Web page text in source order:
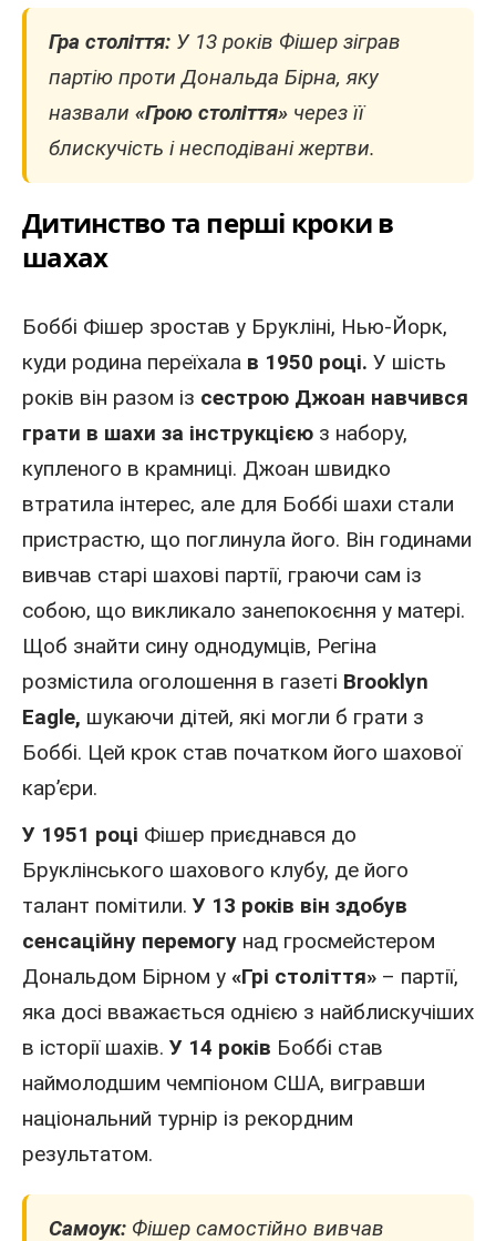
Гра століття: У 13 років Фішер зіграв
партію проти Дональда Бірна, яку
назвали «Грою століття» через її
блискучість і несподівані жертви.
Дитинство та перші кроки в
шахах
Боббі Фішер зростав у Брукліні, Нью-Йорк,
куди родина переїхала в 1950 році. У шість
років він разом із сестрою Джоан навчився
грати в шахи за інструкцією з набору,
купленого в крамниці. Джоан швидко
втратила інтерес, але для Боббі шахи стали
пристрастю, що поглинула його. Він годинами
вивчав старі шахові партії, граючи сам із
собою, що викликало занепокоєння у матері.
Щоб знайти сину однодумців, Регіна
розмістила оголошення в газеті Brooklyn
Eagle, шукаючи дітей, які могли б грати з
Боббі. Цей крок став початком його шахової
кар’єри.
У 1951 році Фішер приєднався до
Бруклінського шахового клубу, де його
талант помітили. У 13 років він здобув
сенсаційну перемогу над гросмейстером
Дональдом Бірном у «Грі століття» – партії,
яка досі вважається однією з найблискучіших
в історії шахів. У 14 років Боббі став
наймолодшим чемпіоном США, вигравши
національний турнір із рекордним
результатом.
Самоук: Фішер самостійно вивчав